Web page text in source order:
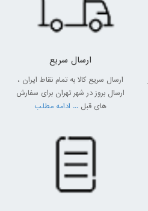
ارسال سریع
ارسال سریع کالا به تمام نقاط ایران ،
ارسال بروز در شهر تهران برای سفارش
های قبل ... ادامه مطلب